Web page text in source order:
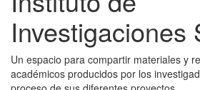
Investigaciones
Un espacio para compartir materiales y
académicos producidos por los